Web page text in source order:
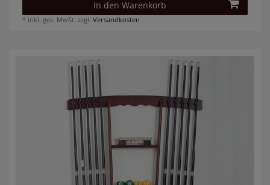
In den Warenkorb
* inkl. ges. MwSt. zzgl.Versandkosten